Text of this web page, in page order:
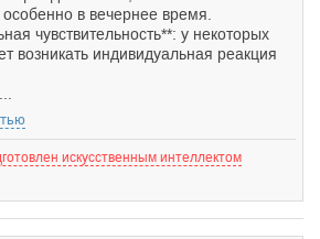
в вечернее время.
чувствительность**: у некоторых
возникать индивидуальная реакция
искусственным интеллектом